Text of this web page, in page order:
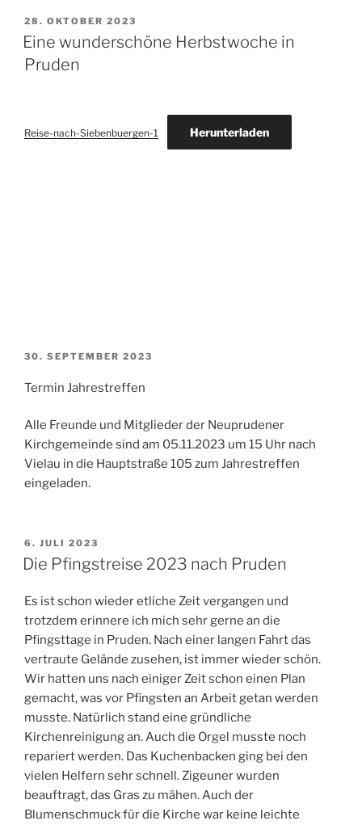
VERÖFFENTLICHT
AM
28. OKTOBER 2023
Eine wunderschöne Herbstwoche in
Pruden
Reise-nach-Siebenbuergen-1 Herunterladen
VERÖFFENTLICHT
30. SEPTEMBER 2023
Termin Jahrestreffen
Alle Freunde und Mitglieder der Neuprudener
Kirchgemeinde sind am 05.11.2023 um 15 Uhr nach
Vielau in die Hauptstraße 105 zum Jahrestreffen
eingeladen.
VERÖFFENTLICHT
AM
6. JULI 2023
Die Pfingstreise 2023 nach Pruden
Es ist schon wieder etliche Zeit vergangen und
trotzdem erinnere ich mich sehr gerne an die
Pfingsttage in Pruden. Nach einer langen Fahrt das
vertraute Gelände zusehen, ist immer wieder schön.
Wir hatten uns nach einiger Zeit schon einen Plan
gemacht, was vor Pfingsten an Arbeit getan werden
musste. Natürlich stand eine gründliche
Kirchenreinigung an. Auch die Orgel musste noch
repariert werden. Das Kuchenbacken ging bei den
vielen Helfern sehr schnell. Zigeuner wurden
beauftragt, das Gras zu mähen. Auch der
Blumenschmuck für die Kirche war keine leichte